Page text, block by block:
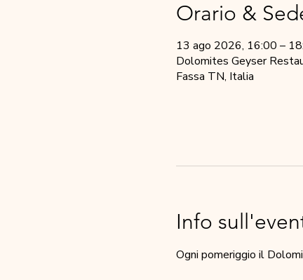
Orario &
13 ago 2026, 16:00 –
Dolomites Geyser
Fassa TN, Italia
Info
Ogni pomeriggio il